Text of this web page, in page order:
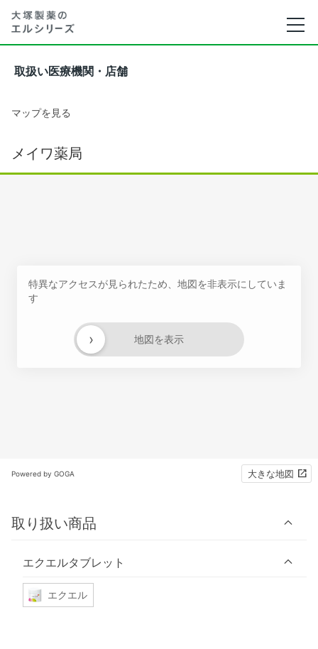
取扱い医療機関・店舗
マップを見る
メイワ薬局
特異なアクセスが見られたため、地図を非表示にしていま
す
地図を表示
›
Powered by GOGA 大きな地図
取り扱い商品
エクエルタブレット
エクエル